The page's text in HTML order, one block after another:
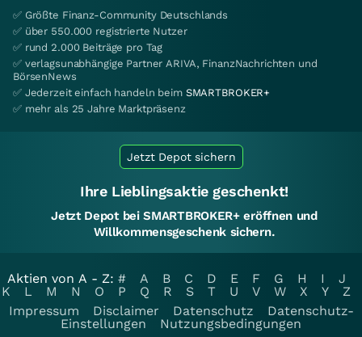
✅ Größte Finanz-Community Deutschlands
✅ über 550.000 registrierte Nutzer
✅ rund 2.000 Beiträge pro Tag
✅ verlagsunabhängige Partner ARIVA, FinanzNachrichten und
BörsenNews
✅ Jederzeit einfach handeln beim SMARTBROKER+
✅ mehr als 25 Jahre Marktpräsenz
Jetzt Depot sichern
Ihre Lieblingsaktie geschenkt!
Jetzt Depot bei SMARTBROKER+ eröffnen und
Willkommensgeschenk sichern.
Aktien von A - Z: # A B C D E F G H I
J
K
L M N O P Q R S T U V W X Y
Z
Impressum
Disclaimer Datenschutz
Datenschutz-
Einstellungen
Nutzungsbedingungen